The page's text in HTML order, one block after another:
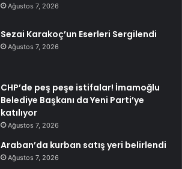
Ağustos 7, 2026
Sezai Karakoç’un Eserleri Sergilendi
Ağustos 7, 2026
CHP’de peş peşe istifalar! İmamoğlu
Belediye Başkanı da Yeni Parti’ye
katılıyor
Ağustos 7, 2026
Araban’da kurban satış yeri belirlendi
Ağustos 7, 2026